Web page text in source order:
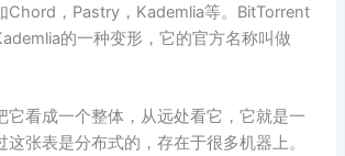
Chord，Pastry，Kademlia等。BitTorrent
的一种变形，它的官方名称叫做
它看成一个整体，从远处看它，它就是一
这张表是分布式的，存在于很多机器上。